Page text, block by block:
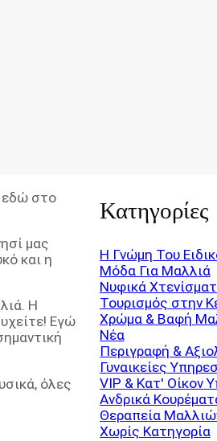
εδώ στο
μας
και η
Η
Εγώ
όλες
Κατηγορίες
Η Γνώμη Του
Μόδα Για Μαλλιά
Νυφικά
Τουρισμός στην
Χρώμα & Βαφή
Νέα
Περιγραφή &
Γυναικείες
VIP & Κατ' Οίκον
Ανδρικά
Θεραπεία
Χωρίς Κατηγορία